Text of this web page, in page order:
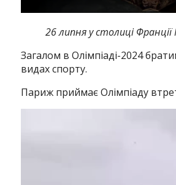
26 липня у столиці
Загалом в Олімпіаді-2024
видах спорту.
Париж приймає Олімпіаду